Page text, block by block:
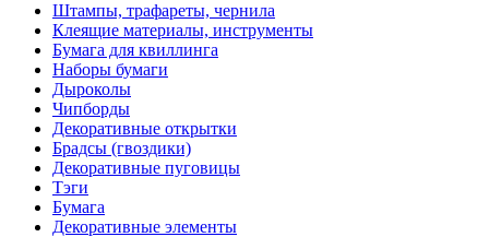
Штампы, трафареты, чернила
Клеящие материалы, инструменты
Бумага для квиллинга
Наборы бумаги
Дыроколы
Чипборды
Декоративные открытки
Брадсы (гвоздики)
Декоративные пуговицы
Тэги
Бумага
Декоративные элементы